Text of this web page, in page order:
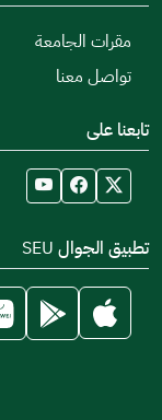
مقرات الجامعة
تواصل معنا
تابعنا على
تطبيق الجوال SEU